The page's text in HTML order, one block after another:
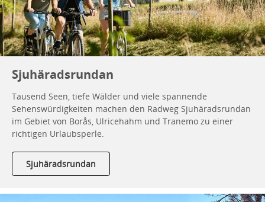
Sjuhäradsrundan
Tausend Seen, tiefe Wälder und viele spannende
Sehenswürdigkeiten machen den Radweg Sjuhäradsrundan
im Gebiet von Borås, Ulricehahm und Tranemo zu einer
richtigen Urlaubsperle.
Sjuhäradsrundan